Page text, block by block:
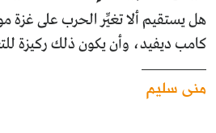
هل يستقيم ألا تغيِّر الحرب على غزة
كامب ديفيد، وأن يكون ذلك ركيزة
منى سليم